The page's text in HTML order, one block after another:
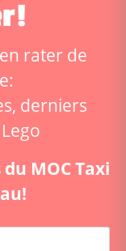
rater de
derniers
MOC Taxi